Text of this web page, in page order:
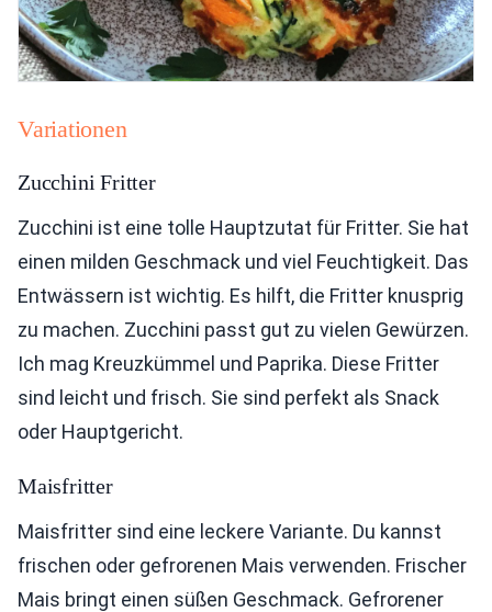
Variationen
Zucchini Fritter
Zucchini ist eine tolle Hauptzutat für Fritter. Sie hat
einen milden Geschmack und viel Feuchtigkeit. Das
Entwässern ist wichtig. Es hilft, die Fritter knusprig
zu machen. Zucchini passt gut zu vielen Gewürzen.
Ich mag Kreuzkümmel und Paprika. Diese Fritter
sind leicht und frisch. Sie sind perfekt als Snack
oder Hauptgericht.
Maisfritter
Maisfritter sind eine leckere Variante. Du kannst
frischen oder gefrorenen Mais verwenden. Frischer
Mais bringt einen süßen Geschmack. Gefrorener